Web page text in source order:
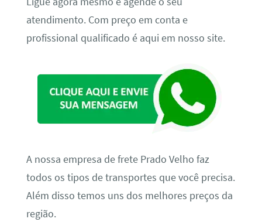
atendimento. Com preço em conta e
profissional qualificado é aqui em nosso site.
A nossa empresa de frete Prado Velho faz
todos os tipos de transportes que você precisa.
Além disso temos uns dos melhores preços da
região.